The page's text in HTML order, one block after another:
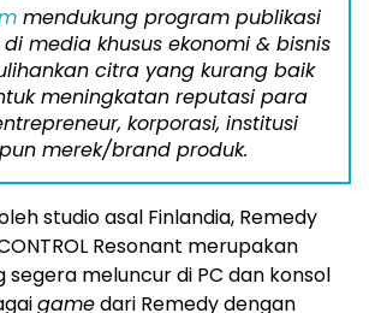
mendukung program publikasi
media khusus ekonomi & bisnis
citra yang kurang baik
meningkatan reputasi para
korporasi, institusi
merek/brand produk.
studio asal Finlandia, Remedy
Resonant merupakan
segera meluncur di PC dan konsol
gamedari Remedy dengan